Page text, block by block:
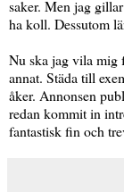
saker. Men jag
ha koll. Dessutom
Nu ska jag vila mig
annat. Städa till
åker. Annonsen
redan kommit in
fantastisk fin och